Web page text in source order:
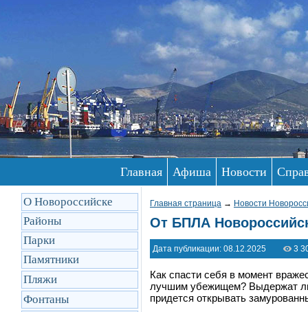
Главная Афиша Новости
О Новороссийске
Районы
Парки
Памятники
Пляжи
Фонтаны
Главная страница → Новости
От БПЛА
Дата публикации: 08.12.2025 3
Как спасти себя в момент
лучшим убежищем? Выдержат
придется открывать